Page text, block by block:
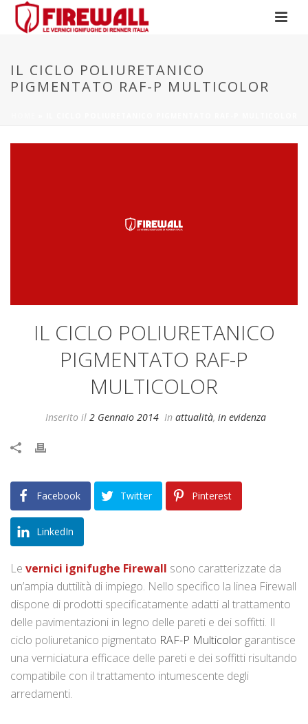
IL CICLO POLIURETANICO
PIGMENTATO RAF-P MULTICOLOR
IL CICLO POLIURETANICO
PIGMENTATO RAF-P
MULTICOLOR
Inserito il 2 Gennaio 2014 In attualità, in evidenza
Facebook Twitter Pinterest
LinkedIn
Le vernici ignifughe Firewall sono caratterizzate da
un’ampia duttilità di impiego. Nello specifico la linea Firewall
dispone di prodotti specificatamente adatti al trattamento
delle pavimentazioni in legno delle pareti e dei soffitti. Il
ciclo poliuretanico pigmentato RAF-P Multicolor garantisce
una verniciatura efficace delle pareti e dei soffitti risultando
compatibile con il trattamento intumescente degli
arredamenti.